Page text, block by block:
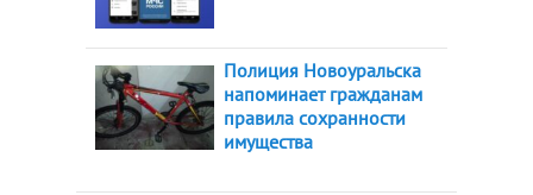
Полиция Новоуральска
напоминает гражданам
правила сохранности
имущества